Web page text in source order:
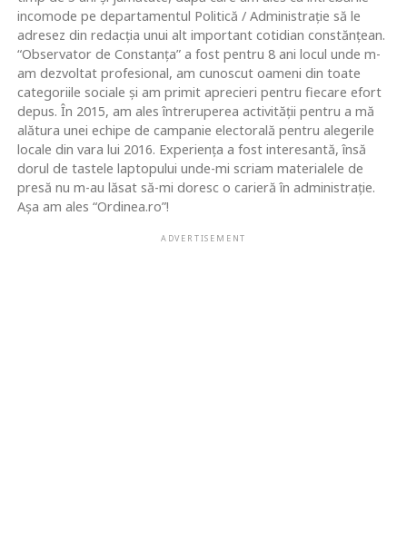
incomode pe departamentul Politică / Administrație să le
adresez din redacția unui alt important cotidian constănțean.
“Observator de Constanța” a fost pentru 8 ani locul unde m-
am dezvoltat profesional, am cunoscut oameni din toate
categoriile sociale și am primit aprecieri pentru fiecare efort
depus. În 2015, am ales întreruperea activității pentru a mă
alătura unei echipe de campanie electorală pentru alegerile
locale din vara lui 2016. Experiența a fost interesantă, însă
dorul de tastele laptopului unde-mi scriam materialele de
presă nu m-au lăsat să-mi doresc o carieră în administrație.
Așa am ales “Ordinea.ro”!
ADVERTISEMENT